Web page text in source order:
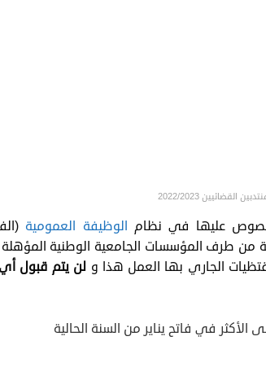
القضائيين 2022/2023
عليها في نظام الوظيفة العمومية
من طرف المؤسسات الجامعية الوطنية
الجاري بها العمل هذا و لن يتم قبول